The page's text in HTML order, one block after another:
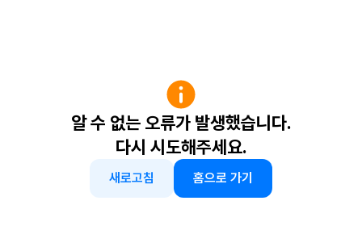
알 수 없는 오류가 발생했습니다.
다시 시도해주세요.
새로고침 홈으로 가기